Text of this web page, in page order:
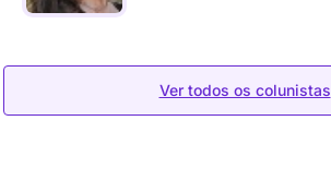
Ver todos os colunistas